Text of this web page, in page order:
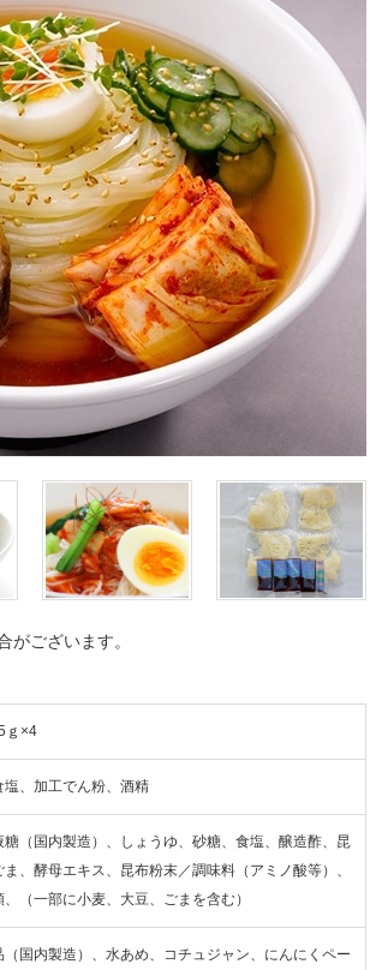
ございます。
ｇ×4
塩、加工でん粉、酒精
糖（国内製造）、しょうゆ、砂糖、食塩、醸造酢、昆
、酵母エキス、昆布粉末／調味料（アミノ酸等）、
（一部に小麦、大豆、ごまを含む）
（国内製造）、水あめ、コチュジャン、にんにくペー